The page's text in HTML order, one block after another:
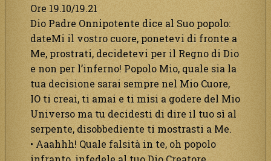
Ore 19.10/19.21
Dio Padre Onnipotente dice al Suo popolo:
dateMi il vostro cuore, ponetevi di fronte a
Me, prostrati, decidetevi per il Regno di Dio
e non per l’inferno! Popolo Mio, quale sia la
tua decisione sarai sempre nel Mio Cuore,
IO ti creai, ti amai e ti misi a godere del Mio
Universo ma tu decidesti di dire il tuo sì al
serpente, disobbediente ti mostrasti a Me.
• Aaahhh! Quale falsità in te, oh popolo